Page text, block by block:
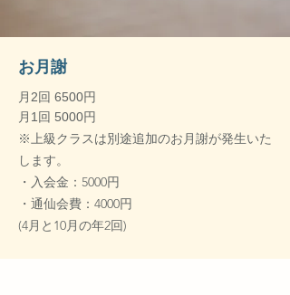
​お月謝
月2回 6500円
月1回 5000円
※上級クラスは別途追加のお月謝が発生いた
します。
・入会金：5000円
・通仙会費：4000円
(4月と10月の年2回)